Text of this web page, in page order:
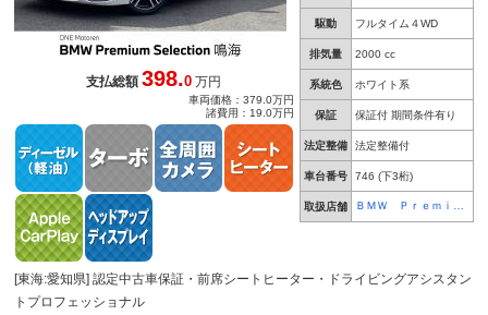
駆動 フルタイム４WD
排気量 2000 cc
系統色 ホワイト系
保証 保証付 期間条件有り
法定整備 法定整備付
車台番号 746 (下3桁)
取扱店舗
ＢＭＷ Ｐｒｅｍｉｕ
支払総額398.0 万円
車両価格：379.0万円
諸費用：19.0万円
[東海:愛知県] 認定中古車保証・前席シートヒーター・ドライビングアシスタン
トプロフェッショナル